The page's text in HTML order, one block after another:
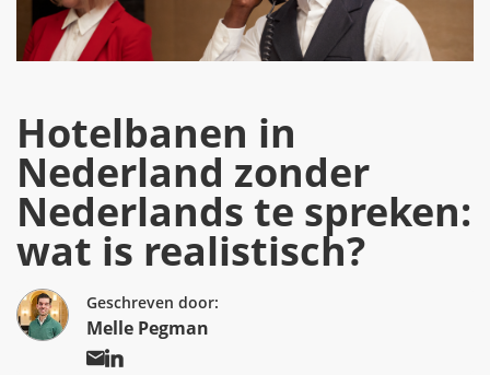
Hotelbanen in
Nederland zonder
Nederlands te spreken:
wat is realistisch?
Geschreven door:
Melle Pegman